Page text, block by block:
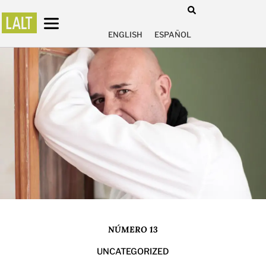
ENGLISH ESPAÑOL
NÚMERO 13
UNCATEGORIZED